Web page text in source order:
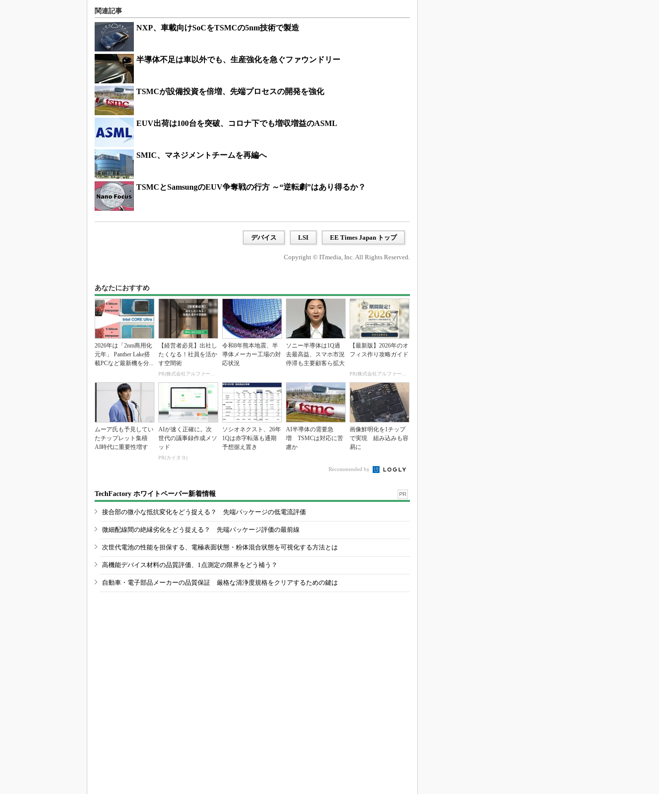
関連記事
NXP、車載向けSoCをTSMCの5nm技術で製造
半導体不足は車以外でも、生産強化を急ぐファウンドリー
TSMCが設備投資を倍増、先端プロセスの開発を強化
EUV出荷は100台を突破、コロナ下でも増収増益のASML
SMIC、マネジメントチームを再編へ
TSMCとSamsungのEUV争奪戦の行方 ～“逆転劇”はあり得るか？
デバイス LSI EE Times Japan トップ
Copyright © ITmedia, Inc. All Rights Reserved.
あなたにおすすめ
2026年は「2nm商用化
元年」 Panther Lake搭
載PCなど最新機を分...
【経営者必見】出社し
たくなる！社員を活か
す空間術
PR(株式会社アルファーテクノ)
令和8年熊本地震、半
導体メーカー工場の対
応状況
ソニー半導体は1Q過
去最高益、スマホ市況
停滞も主要顧客ら拡大
【最新版】2026年のオ
フィス作り攻略ガイド
PR(株式会社アルファーテクノ)
ムーア氏も予見してい
たチップレット集積
AI時代に重要性増す
AIが速く正確に。次
世代の議事録作成メソ
ッド
PR(カイタヨ)
ソシオネクスト、26年
1Qは赤字転落も通期
予想据え置き
AI半導体の需要急
増 TSMCは対応に苦
慮か
画像鮮明化を1チップ
で実現 組み込みも容
易に
Recommended by
TechFactory ホワイトペーパー新着情報 PR
接合部の微小な抵抗変化をどう捉える？ 先端パッケージの低電流評価
微細配線間の絶縁劣化をどう捉える？ 先端パッケージ評価の最前線
次世代電池の性能を担保する、電極表面状態・粉体混合状態を可視化する方法とは
高機能デバイス材料の品質評価、1点測定の限界をどう補う？
自動車・電子部品メーカーの品質保証 厳格な清浄度規格をクリアするための鍵は